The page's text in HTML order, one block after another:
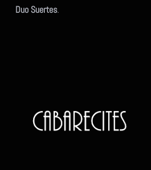
Duo Suertes.